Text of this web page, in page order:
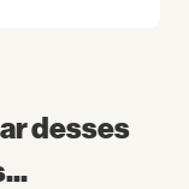
desses